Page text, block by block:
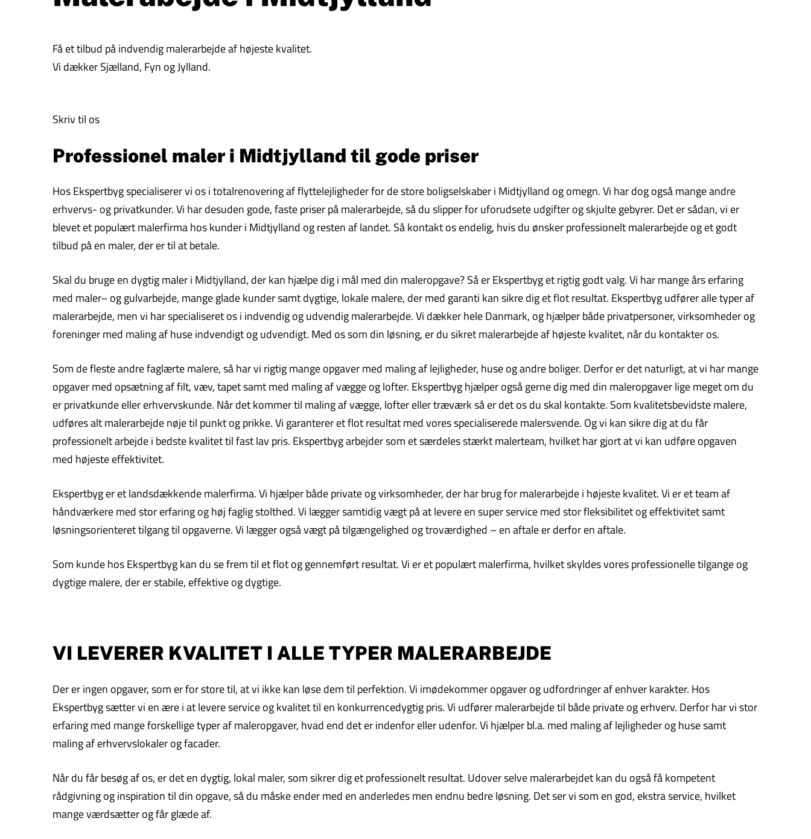
Få et tilbud på indvendig malerarbejde af højeste kvalitet.
Vi dækker Sjælland, Fyn og Jylland.
Skriv til os
Professionel maler i Midtjylland til gode priser
Hos Ekspertbyg specialiserer vi os i totalrenovering af flyttelejligheder for de store boligselskaber i Midtjylland og omegn. Vi har dog også mange andre
erhvervs- og privatkunder. Vi har desuden gode, faste priser på malerarbejde, så du slipper for uforudsete udgifter og skjulte gebyrer. Det er sådan, vi er
blevet et populært malerfirma hos kunder i Midtjylland og resten af landet. Så kontakt os endelig, hvis du ønsker professionelt malerarbejde og et godt
tilbud på en maler, der er til at betale.
Skal du bruge en dygtig maler i Midtjylland, der kan hjælpe dig i mål med din maleropgave? Så er Ekspertbyg et rigtig godt valg. Vi har mange års erfaring
med maler– og gulvarbejde, mange glade kunder samt dygtige, lokale malere, der med garanti kan sikre dig et flot resultat. Ekspertbyg udfører alle typer af
malerarbejde, men vi har specialiseret os i indvendig og udvendig malerarbejde. Vi dækker hele Danmark, og hjælper både privatpersoner, virksomheder og
foreninger med maling af huse indvendigt og udvendigt. Med os som din løsning, er du sikret malerarbejde af højeste kvalitet, når du kontakter os.
Som de fleste andre faglærte malere, så har vi rigtig mange opgaver med maling af lejligheder, huse og andre boliger. Derfor er det naturligt, at vi har mange
opgaver med opsætning af filt, væv, tapet samt med maling af vægge og lofter. Ekspertbyg hjælper også gerne dig med din maleropgaver lige meget om du
er privatkunde eller erhvervskunde. Når det kommer til maling af vægge, lofter eller træværk så er det os du skal kontakte. Som kvalitetsbevidste malere,
udføres alt malerarbejde nøje til punkt og prikke. Vi garanterer et flot resultat med vores specialiserede malersvende. Og vi kan sikre dig at du får
professionelt arbejde i bedste kvalitet til fast lav pris. Ekspertbyg arbejder som et særdeles stærkt malerteam, hvilket har gjort at vi kan udføre opgaven
med højeste effektivitet.
Ekspertbyg er et landsdækkende malerfirma. Vi hjælper både private og virksomheder, der har brug for malerarbejde i højeste kvalitet. Vi er et team af
håndværkere med stor erfaring og høj faglig stolthed. Vi lægger samtidig vægt på at levere en super service med stor fleksibilitet og effektivitet samt
løsningsorienteret tilgang til opgaverne. Vi lægger også vægt på tilgængelighed og troværdighed – en aftale er derfor en aftale.
Som kunde hos Ekspertbyg kan du se frem til et flot og gennemført resultat. Vi er et populært malerfirma, hvilket skyldes vores professionelle tilgange og
dygtige malere, der er stabile, effektive og dygtige.
VI LEVERER KVALITET I ALLE TYPER MALERARBEJDE
Der er ingen opgaver, som er for store til, at vi ikke kan løse dem til perfektion. Vi imødekommer opgaver og udfordringer af enhver karakter. Hos
Ekspertbyg sætter vi en ære i at levere service og kvalitet til en konkurrencedygtig pris. Vi udfører malerarbejde til både private og erhverv. Derfor har vi stor
erfaring med mange forskellige typer af maleropgaver, hvad end det er indenfor eller udenfor. Vi hjælper bl.a. med maling af lejligheder og huse samt
maling af erhvervslokaler og facader.
Når du får besøg af os, er det en dygtig, lokal maler, som sikrer dig et professionelt resultat. Udover selve malerarbejdet kan du også få kompetent
rådgivning og inspiration til din opgave, så du måske ender med en anderledes men endnu bedre løsning. Det ser vi som en god, ekstra service, hvilket
mange værdsætter og får glæde af.